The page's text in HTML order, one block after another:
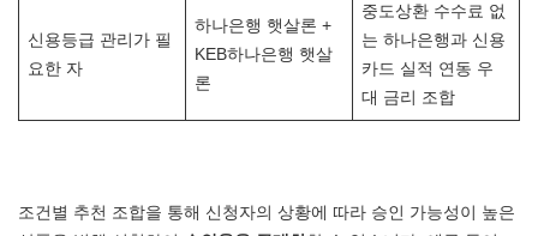
신용등급 관리가 필
요한 자
하나은행 햇살론 +
KEB하나은행 햇살
론
중도상환 수수료 없
는 하나은행과 신용
카드 실적 연동 우
대 금리 조합
조건별 추천 조합을 통해 신청자의 상황에 따라 승인 가능성이 높은